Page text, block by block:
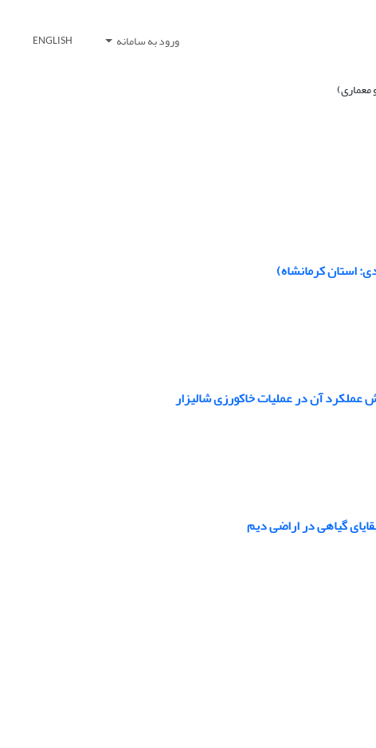
ورود به سامانه ENGLISH
استان کرمانشاه)
آن در عملیات خاکورزی شالیزار
گیاهی در اراضی دیم